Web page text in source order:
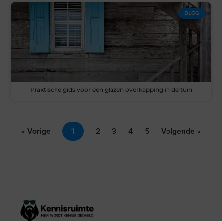
BLOG
Praktische gids voor een glazen overkapping in de tuin
« Vorige 1 2 3 4 5 Volgende »